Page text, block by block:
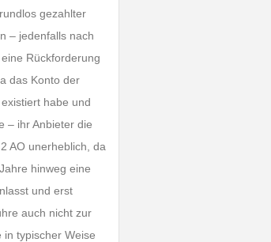
gezahlter
– jedenfalls nach
Rückforderung
das Konto der
habe und
– ihr Anbieter die
AO unerheblich, da
hinweg eine
und erst
auch nicht zur
typischer Weise